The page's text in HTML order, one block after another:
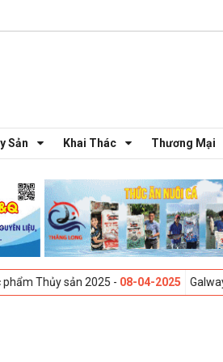
Sản Khai Thác Thương Mại
sản 2025 -08-04-2025 Galway, Ireland